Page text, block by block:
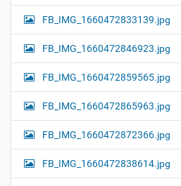
FB_IMG_1660472833139.jpg
FB_IMG_1660472846923.jpg
FB_IMG_1660472859565.jpg
FB_IMG_1660472865963.jpg
FB_IMG_1660472872366.jpg
FB_IMG_1660472838614.jpg